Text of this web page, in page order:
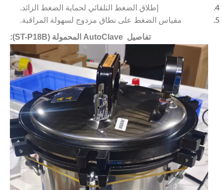
إطلاق الضغط التلقائي لحماية الضغط الزائد.
مقياس الضغط على نطاق مزدوج لسهولة المراقبة.
تفاصيل AutoClave المحمولة (ST-P18B):